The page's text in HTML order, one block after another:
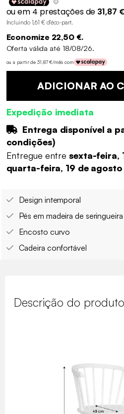
Incluindo 1,61 € d'éco-part.
Economize 22,50 €.
Oferta válida até 18/08/26.
ou a partir de 31,87 €/mês com
ADICIONAR AO
Expedição imediata
Entrega disponível a
condições)
Entregue entre sexta-feira,
quarta-feira, 19 de agosto
Design intemporal
Pés em madeira de seringueira
Encosto curvo
Cadeira confortável
Descrição do produto